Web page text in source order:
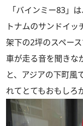
「バインミー83」
トナムのサンドイ
架下の2坪のスペー
車が走る音を聞きな
と、アジアの下町風
れてとてもおもしろ